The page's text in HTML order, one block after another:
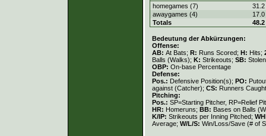
homegames (7)
31.2
awaygames (4)
17.0
Totals
48.2
Bedeutung der Abkürzungen:
Offense:
AB: At Bats; R: Runs Scored; H: Hits;
Balls (Walks); K: Strikeouts; SB:
OBP: On-base Percentage
Defense:
Pos.: Defensive Position(s); PO:
against (Catcher); CS: Runners
Pitching:
Pos.: SP=Starting Pitcher, RP=Relief
HR: Homeruns; BB: Bases on Balls
K/IP: Strikeouts per Inning Pitched;
Average; W/L/S: Win/Loss/Save (# of